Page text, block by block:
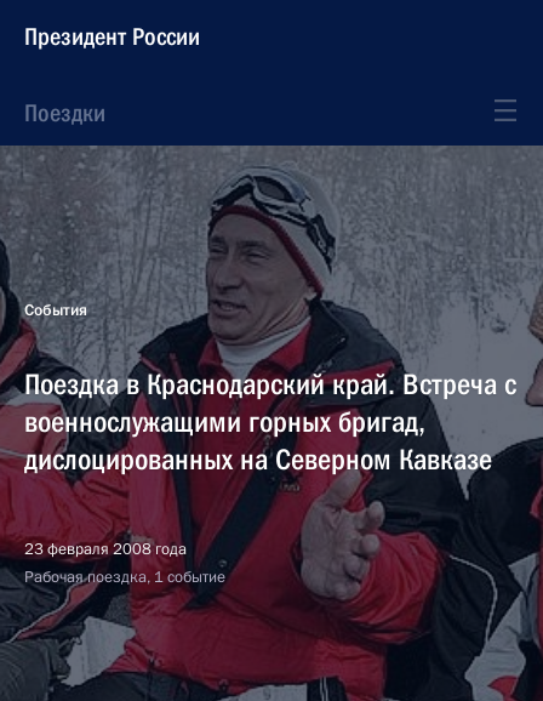
Президент России
Поездки
События
Поездка в Краснодарский край. Встреча с
военнослужащими горных бригад,
дислоцированных на Северном Кавказе
23 февраля 2008 года
Рабочая поездка, 1 событие